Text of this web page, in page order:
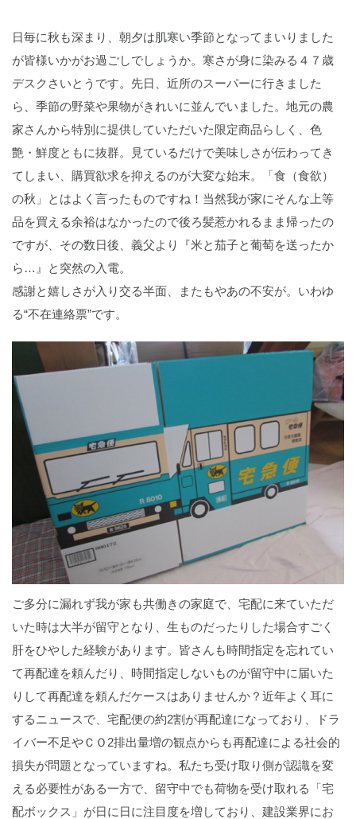
日毎に秋も深まり、朝夕は肌寒い季節となってまいりました
が皆様いかがお過ごしでしょうか。寒さが身に染みる４７歳
デスクさいとうです。先日、近所のスーパーに行きました
ら、季節の野菜や果物がきれいに並んでいました。地元の農
家さんから特別に提供していただいた限定商品らしく、色
艶・鮮度ともに抜群。見ているだけで美味しさが伝わってき
てしまい、購買欲求を抑えるのが大変な始末。「食（食欲）
の秋」とはよく言ったものですね！当然我が家にそんな上等
品を買える余裕はなかったので後ろ髪惹かれるまま帰ったの
ですが、その数日後、義父より『米と茄子と葡萄を送ったか
ら…』と突然の入電。
感謝と嬉しさが入り交る半面、またもやあの不安が。いわゆ
る“不在連絡票”です。
ご多分に漏れず我が家も共働きの家庭で、宅配に来ていただ
いた時は大半が留守となり、生ものだったりした場合すごく
肝をひやした経験があります。皆さんも時間指定を忘れてい
て再配達を頼んだり、時間指定しないものが留守中に届いた
りして再配達を頼んだケースはありませんか？近年よく耳に
するニュースで、宅配便の約2割が再配達になっており、ドラ
イバー不足やＣＯ2排出量増の観点からも再配達による社会的
損失が問題となっていますね。私たち受け取り側が認識を変
える必要性がある一方で、留守中でも荷物を受け取れる「宅
配ボックス」が日に日に注目度を増しており、建設業界にお